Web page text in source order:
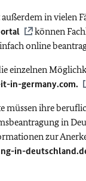
in vielen
können
online
einzelnen
in-germany.com.
müssen ihre
in
zur
in-